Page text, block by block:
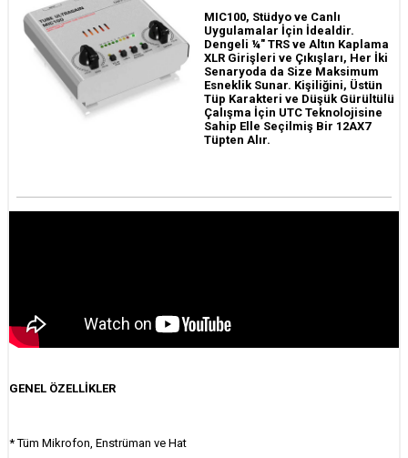
MIC100, Stüdyo ve Canlı
Uygulamalar İçin İdealdir.
Dengeli ¼" TRS ve Altın Kaplama
XLR Girişleri ve Çıkışları, Her İki
Senaryoda da Size Maksimum
Esneklik Sunar. Kişiliğini, Üstün
Tüp Karakteri ve Düşük Gürültülü
Çalışma İçin UTC Teknolojisine
Sahip Elle Seçilmiş Bir 12AX7
Tüpten Alır.
GENEL ÖZELLİKLER
* Tüm Mikrofon, Enstrüman ve Hat